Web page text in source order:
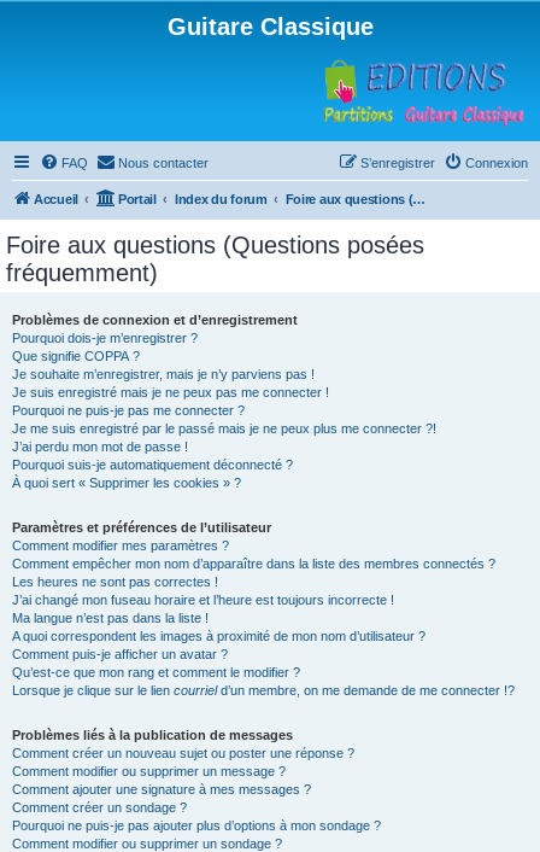
Guitare Classique
FAQ Nous contacter Connexion
S’enregistrer
Accueil Portail Index du forum Foire aux questions (Questions posées fréquemment)
Foire aux questions (Questions posées
fréquemment)
Problèmes de connexion et d’enregistrement
Pourquoi dois-je m’enregistrer ?
Que signifie COPPA ?
Je souhaite m’enregistrer, mais je n’y parviens pas !
Je suis enregistré mais je ne peux pas me connecter !
Pourquoi ne puis-je pas me connecter ?
Je me suis enregistré par le passé mais je ne peux plus me connecter ?!
J’ai perdu mon mot de passe !
Pourquoi suis-je automatiquement déconnecté ?
À quoi sert « Supprimer les cookies » ?
Paramètres et préférences de l’utilisateur
Comment modifier mes paramètres ?
Comment empêcher mon nom d’apparaître dans la liste des membres connectés ?
Les heures ne sont pas correctes !
J’ai changé mon fuseau horaire et l’heure est toujours incorrecte !
Ma langue n’est pas dans la liste !
A quoi correspondent les images à proximité de mon nom d’utilisateur ?
Comment puis-je afficher un avatar ?
Qu’est-ce que mon rang et comment le modifier ?
Lorsque je clique sur le lien courrield’un membre, on me demande de me connecter !?
Problèmes liés à la publication de messages
Comment créer un nouveau sujet ou poster une réponse ?
Comment modifier ou supprimer un message ?
Comment ajouter une signature à mes messages ?
Comment créer un sondage ?
Pourquoi ne puis-je pas ajouter plus d’options à mon sondage ?
Comment modifier ou supprimer un sondage ?